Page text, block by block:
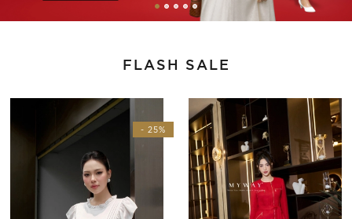
FLASH SALE